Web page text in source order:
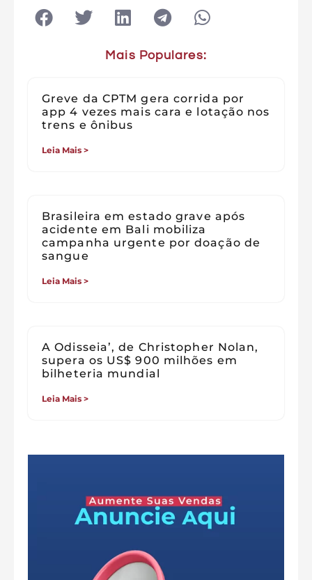
Mais Populares:
Greve da CPTM gera corrida por
app 4 vezes mais cara e lotação nos
trens e ônibus
Leia Mais >
Brasileira em estado grave após
acidente em Bali mobiliza
campanha urgente por doação de
sangue
Leia Mais >
A Odisseia’, de Christopher Nolan,
supera os US$ 900 milhões em
bilheteria mundial
Leia Mais >